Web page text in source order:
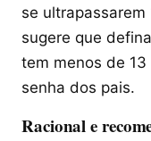
se
sugere que
tem menos de
senha dos pais.
Racional e